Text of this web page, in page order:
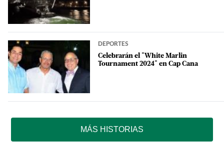
DEPORTES
Celebrarán el "White Marlin
Tournament 2024" en Cap Cana
MÁS HISTORIAS